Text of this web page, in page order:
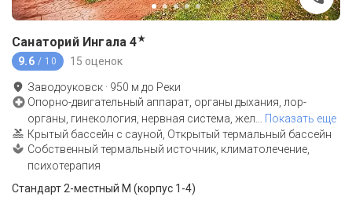
Санаторий Ингала 4★
9.6 / 10 15 оценок
Заводоуковск · 950 м до Реки
Опорно-двигательный аппарат, органы дыхания, лор-
органы, гинекология, нервная система, жел… Показать еще
Крытый бассейн с сауной, Открытый термальный бассейн
Собственный термальный источник, климатолечение,
психотерапия
Стандарт 2-местный М (корпус 1-4)